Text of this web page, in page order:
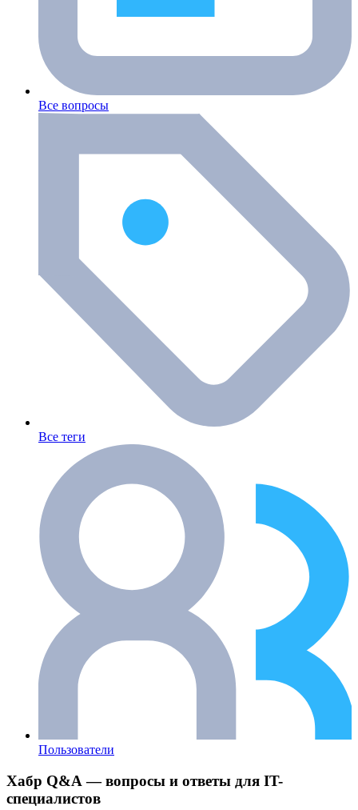
Все вопросы
Все теги
Пользователи
Хабр Q&A — вопросы и ответы для IT-
специалистов